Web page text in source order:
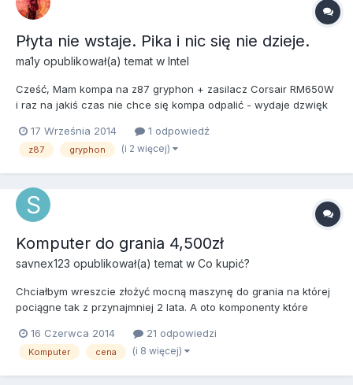
Płyta nie wstaje. Pika i nic się nie dzieje.
ma1y opublikował(a) temat w Intel
Cześć, Mam kompa na z87 gryphon + zasilacz Corsair RM650W
i raz na jakiś czas nie chce się kompa odpalić - wydaje dzwięk
Ubić ileś razy zasilacz i dopiero za którymś razem uda się
odpalić. To MB czy zasillacz? Niestety nie mam z...
17 Września 2014 1 odpowiedź
z87 gryphon (i 2 więcej)
Komputer do grania 4,500zł
savnex123 opublikował(a) temat w Co kupić?
Chciałbym wreszcie złożyć mocną maszynę do grania na której
pociągne tak z przynajmniej 2 lata. A oto komponenty które
cpu 3,40 ghz o 3,80 ghz (mam zaimplementowane w aktualnym
komputerze więc wyjmę go) gtx 780 ti od zotaca (muszę kupić)...
16 Czerwca 2014 21 odpowiedzi
Komputer cena (i 8 więcej)